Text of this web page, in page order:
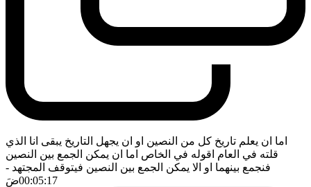
اما ان يعلم تاريخ كل من النصين او ان يجهل التاريخ يبقى انا الذي
قلته في العام اقوله في الخاص اما ان يمكن الجمع بين النصين
فنجمع بينهما او الا يمكن الجمع بين النصين فيتوقف المجتهد -
00:05:17ضَ